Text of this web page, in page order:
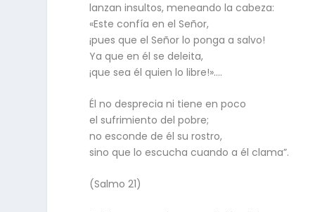
lanzan insultos, meneando la cabeza:
«Este confía en el Señor,
¡pues que el Señor lo ponga a salvo!
Ya que en él se deleita,
¡que sea él quien lo libre!»….
Él no desprecia ni tiene en poco
el sufrimiento del pobre;
no esconde de él su rostro,
sino que lo escucha cuando a él clama”.
(Salmo 21)